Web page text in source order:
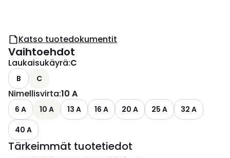
Katso tuotedokumentit
Vaihtoehdot
Laukaisukäyrä:C
B C
Nimellisvirta:10 A
6 A 10 A 13 A 16 A 20 A 25 A
32 A
40 A
Tärkeimmät tuotetiedot